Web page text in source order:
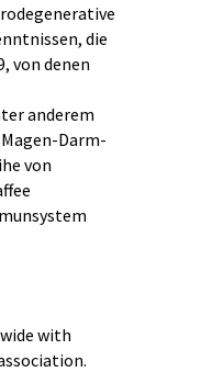
die
von denen
anderem
Darm-
von
with